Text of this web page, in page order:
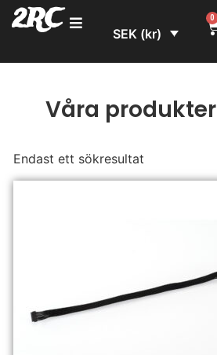
2RC SEK (kr)
0
Våra produkter
Endast ett sökresultat